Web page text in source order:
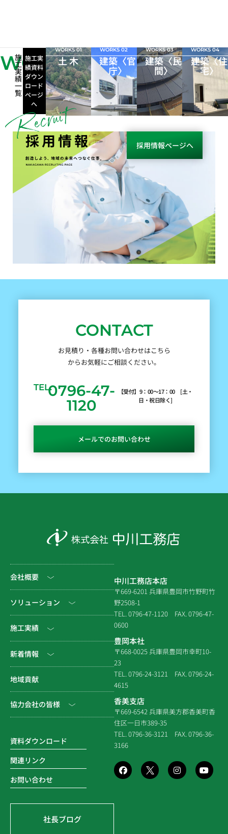
WORKS
施
工
実
績
一
覧
施工実
績資料
ダウン
ロード
ページ
へ
WORKS 01
土 木
WORKS 02
建築〈官
庁〉
WORKS 03
建築〈民
間〉
WORKS 04
建築〈住
宅〉
採用情報 採用情報ページへ
CONTACT
お見積り・各種お問い合わせはこちら
からお気軽にご相談ください。
TEL.0796-47-
1120
【受付】9：00～17：00 [土・
日・祝日除く]
メールでのお問い合わせ
会社概要
社長挨拶
会社沿革
拠点一覧
企業倫理規定
品質方針
環境方針
SDGsの取組み
ソリューション
公共工事
住宅関連
各種連携
災害時対応等
施工実績
土木
建築（民間）
新着情報
NEWS & EVENT
メディア掲載
地域貢献
協力会社の皆様
資料ダウンロード
関連リンク
お問い合わせ
社長ブログ
中川工務店本店
〒669-6201 兵庫県豊岡市竹野町竹
野2508-1
TEL. 0796-47-1120 FAX. 0796-47-
0600
豊岡本社
〒668-0025 兵庫県豊岡市幸町10-
23
TEL. 0796-24-3121 FAX. 0796-24-
4615
香美支店
〒669-6542 兵庫県美方郡香美町香
住区一日市389-35
TEL. 0796-36-3121 FAX. 0796-36-
3166